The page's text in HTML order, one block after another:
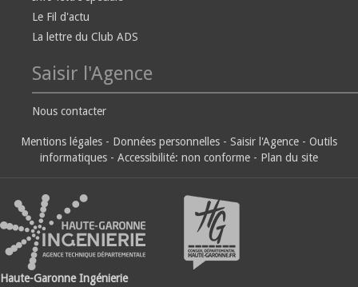
Le Fil d'actu
La lettre du Club ADS
Saisir l'Agence
Nous contacter
Mentions légales - Données personnelles - Saisir l'Agence - Outils
informatiques - Accessibilité: non conforme - Plan du site
Haute-Garonne Ingénierie